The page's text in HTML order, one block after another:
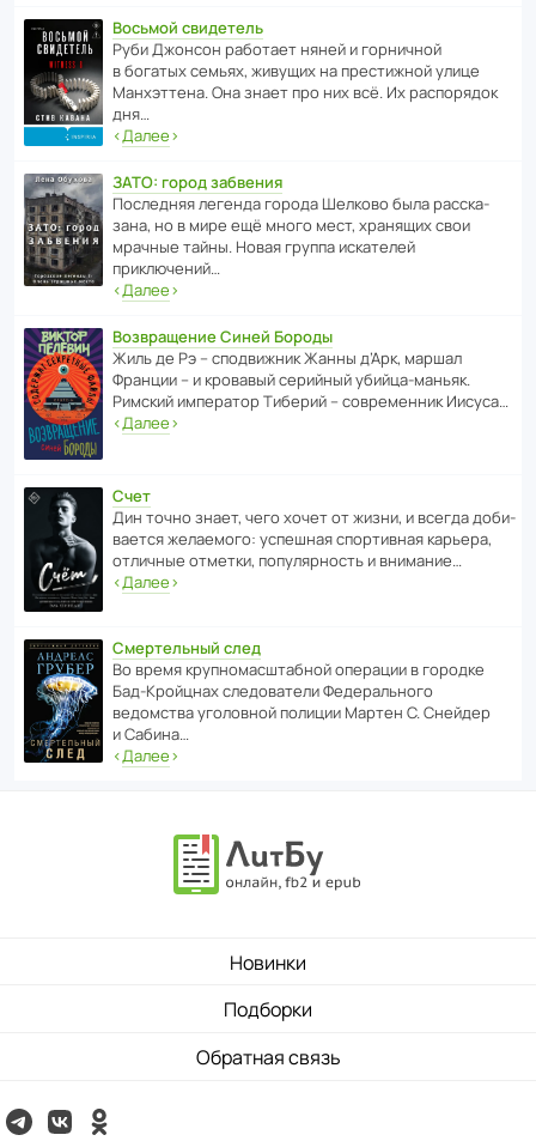
Восьмой свидетель
Руби Джонсон рабо­тает няней и горни­чной
в богатых семьях, живущих на прес­ти­жной улице
Манх­эт­тена. Она знает про них всё. Их распо­рядок
дня…
‹Далее›
ЗАТО: город забвения
После­дняя легенда города Шелково была расска­
зана, но в мире ещё много мест, хранящих свои
мрачные тайны. Новая группа иска­телей
приключений…
‹Далее›
Возвращение Синей Бороды
Жиль де Рэ – спод­ви­жник Жанны д’Арк, маршал
Франции – и кровавый серийный убийца-маньяк.
Римский импе­ратор Тиберий – совре­менник Иисуса…
‹Далее›
Счет
Дин точно знает, чего хочет от жизни, и всегда доби­
ва­ется жела­е­мого: успе­шная спор­ти­вная карьера,
отли­чные отметки, попу­ля­р­ность и внимание…
‹Далее›
Смертельный след
Во время круп­но­мас­ш­та­бной операции в городке
Бад‑Крой­цнах следо­ва­тели Феде­раль­ного
ведомства уголо­вной полиции Мартен С. Снейдер
и Сабина…
‹Далее›
Новинки
Подборки
Обратная связь